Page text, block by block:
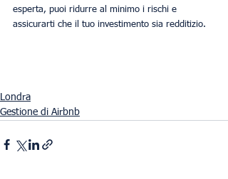
esperta, puoi ridurre al minimo i rischi e
assicurarti che il tuo investimento sia redditizio.
Londra
Gestione di Airbnb